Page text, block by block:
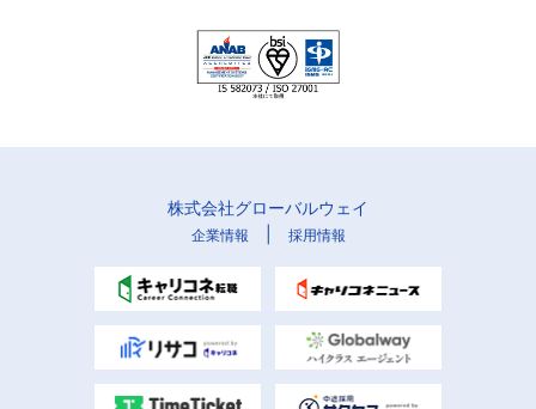
株式会社グローバルウェイ
企業情報 採用情報